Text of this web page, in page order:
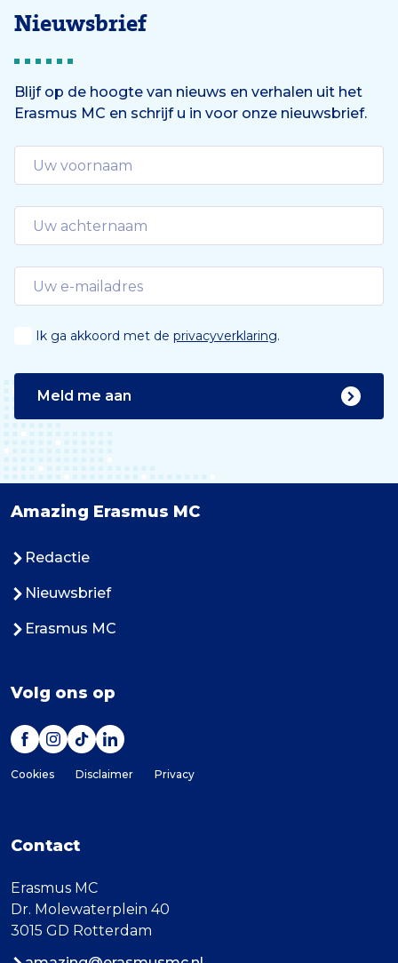
Nieuwsbrief
Blijf op de hoogte van nieuws en verhalen uit het
Erasmus MC en schrijf u in voor onze nieuwsbrief.
Ik ga akkoord met de privacyverklaring.
Meld me aan
Amazing Erasmus MC
Redactie
Nieuwsbrief
Erasmus MC
Volg ons op
Cookies Disclaimer Privacy
Contact
Erasmus MC
Dr. Molewaterplein 40
3015 GD Rotterdam